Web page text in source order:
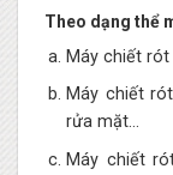
Theo dạng thể
Máy chiết
Máy chiết
rửa mặt…
Máy chiết